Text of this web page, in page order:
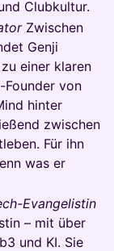
Clubkultur.
Zwischen
Genji
einer klaren
von
hinter
zwischen
Für ihn
was er
Evangelistin
– mit über
und KI. Sie